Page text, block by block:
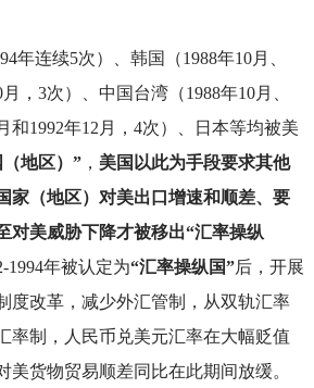
年连续5次）、韩国（1988年10月、
，3次）、中国台湾（1988年10月、
和1992年12月，4次）、日本等均被美
地区）”， 美国以此为手段要求其他
家（地区）对美出口增速和顺差、要
对美威胁下降才被移出“汇率操纵
1994年被认定为“汇率操纵国”后，开展
度改革，减少外汇管制，从双轨汇率
率制，人民币兑美元汇率在大幅贬值
美货物贸易顺差同比在此期间放缓。